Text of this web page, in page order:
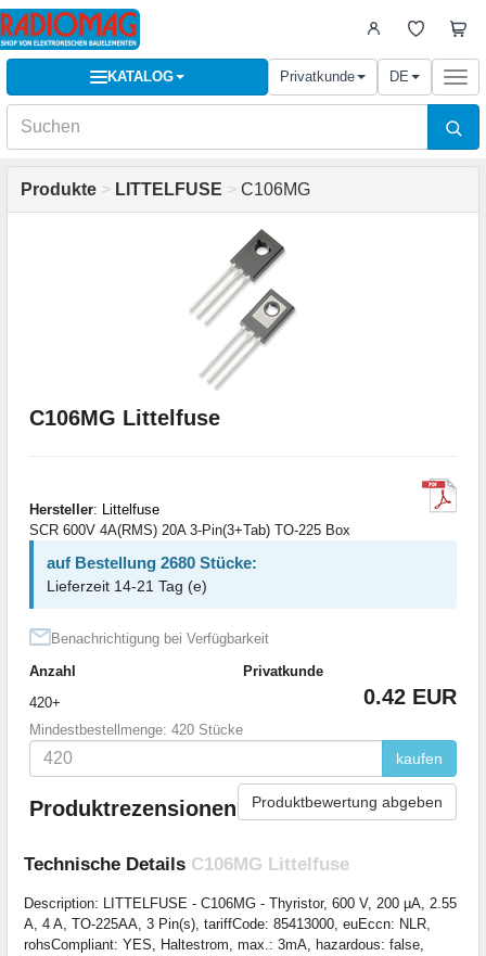
KATALOG Privatkunde DE
Produkte > LITTELFUSE > C106MG
C106MG Littelfuse
Hersteller: Littelfuse
SCR 600V 4A(RMS) 20A 3-Pin(3+Tab) TO-225 Box
auf Bestellung 2680 Stücke:
Lieferzeit 14-21 Tag (e)
Benachrichtigung bei Verfügbarkeit
Anzahl
Privatkunde
420+
0.42 EUR
Mindestbestellmenge: 420 Stücke
kaufen
Produktrezensionen Produktbewertung abgeben
Technische Details C106MG Littelfuse
Description: LITTELFUSE - C106MG - Thyristor, 600 V, 200 µA, 2.55
A, 4 A, TO-225AA, 3 Pin(s), tariffCode: 85413000, euEccn: NLR,
rohsCompliant: YES, Haltestrom, max.: 3mA, hazardous: false,